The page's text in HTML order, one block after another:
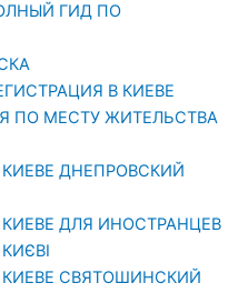
ГИД ПО
В КИЕВЕ
ПО МЕСТУ ЖИТЕЛЬСТВА
ДНЕПРОВСКИЙ
ДЛЯ ИНОСТРАНЦЕВ
СВЯТОШИНСКИЙ